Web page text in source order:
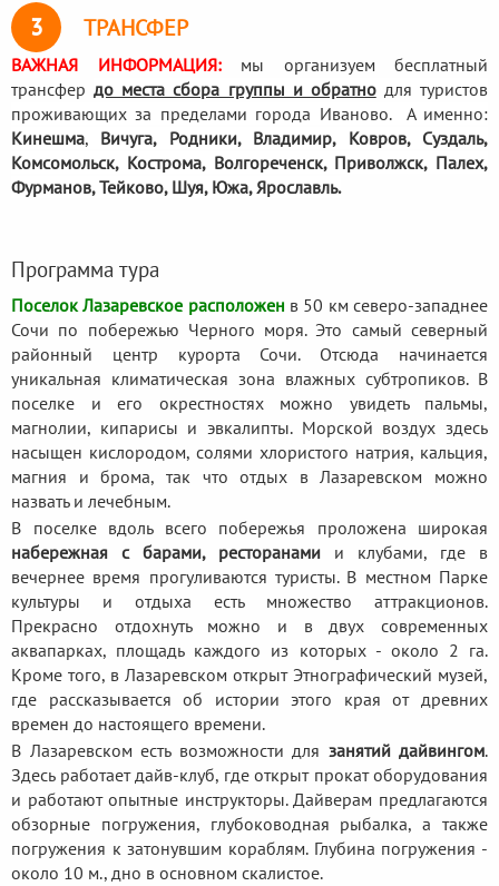
3 ТРАНСФЕР
ВАЖНАЯ ИНФОРМАЦИЯ:мы организуем бесплатный
трансфердо места сбора группы и обратнодля туристов
проживающих за пределами города Иваново. А именно:
Кинешма, Вичуга, Родники, Владимир, Ковров, Суздаль,
Комсомольск, Кострома, Волгореченск, Приволжск, Палех,
Фурманов, Тейково, Шуя, Южа, Ярославль.
Программа тура
Поселок Лазаревское расположен в 50 км северо-западнее
Сочи по побережью Черного моря. Это самый северный
районный центр курорта Сочи. Отсюда начинается
уникальная климатическая зона влажных субтропиков. В
поселке и его окрестностях можно увидеть пальмы,
магнолии, кипарисы и эвкалипты. Морской воздух здесь
насыщен кислородом, солями хлористого натрия, кальция,
магния и брома, так что отдых в Лазаревском можно
назвать и лечебным.
В поселке вдоль всего побережья проложена широкая
набережная с барами, ресторанами и клубами, где в
вечернее время прогуливаются туристы. В местном Парке
культуры и отдыха есть множество аттракционов.
Прекрасно отдохнуть можно и в двух современных
аквапарках, площадь каждого из которых - около 2 га.
Кроме того, в Лазаревском открыт Этнографический музей,
где рассказывается об истории этого края от древних
времен до настоящего времени.
В Лазаревском есть возможности для занятий дайвингом.
Здесь работает дайв-клуб, где открыт прокат оборудования
и работают опытные инструкторы. Дайверам предлагаются
обзорные погружения, глубоководная рыбалка, а также
погружения к затонувшим кораблям. Глубина погружения -
около 10 м., дно в основном скалистое.